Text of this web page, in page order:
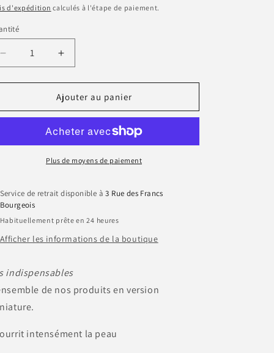
d'expédition calculés à l'étape de paiement.
Réduire
la
quantité
Coffret
découverte
-
Augmenter
la
quantité
de
Coffret
découverte
-
Lorj
Ajouter au panier
Plus de moyens de paiement
Service de retrait disponible à3 Rue des Francs
Bourgeois
Habituellement prête en 24 heures
Afficher les informations de la boutique
indispensables
de nos produits en version
intensément la peau